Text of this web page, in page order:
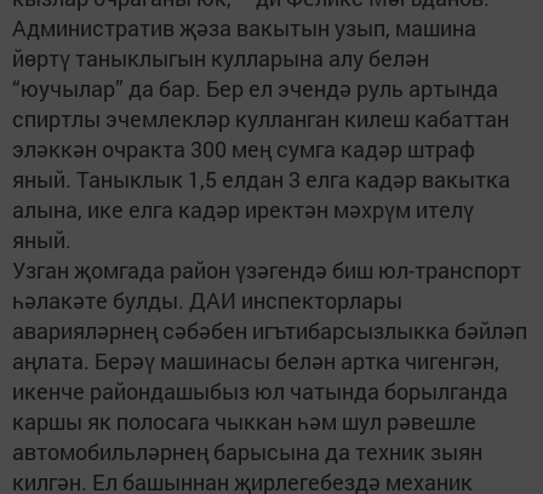
Административ җәза вакытын узып, машина
йөртү таныклыгын кулларына алу белән
“юучылар” да бар. Бер ел эчендә руль артында
спиртлы эчемлекләр кулланган килеш кабаттан
эләккән очракта 300 мең сумга кадәр штраф
яный. Таныклык 1,5 елдан 3 елга кадәр вакытка
алына, ике елга кадәр иректән мәхрүм ителү
яный.
Узган җомгада район үзәгендә биш юл-транспорт
һәлакәте булды. ДАИ инспекторлары
аварияләрнең сәбәбен игътибарсызлыкка бәйләп
аңлата. Берәү машинасы белән артка чигенгән,
икенче райондашыбыз юл чатында борылганда
каршы як полосага чыккан һәм шул рәвешле
автомобильләрнең барысына да техник зыян
килгән. Ел башыннан җирлегебездә механик